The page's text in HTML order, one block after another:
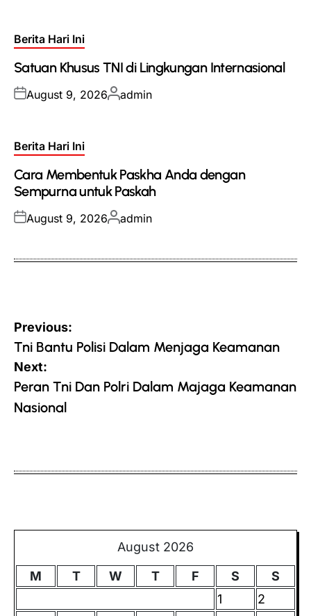
Posted
Berita Hari Ini
Satuan Khusus TNI di Lingkungan Internasional
Posted
August 9, 2026Posted
admin
Posted
Berita Hari Ini
Cara Membentuk Paskha Anda dengan
Sempurna untuk Paskah
Posted
August 9, 2026Posted
admin
Post
navigation
Previous:
Tni Bantu Polisi Dalam Menjaga Keamanan
Next:
Peran Tni Dan Polri Dalam Majaga Keamanan
Nasional
August 2026
M
T W T F S
S
1
2